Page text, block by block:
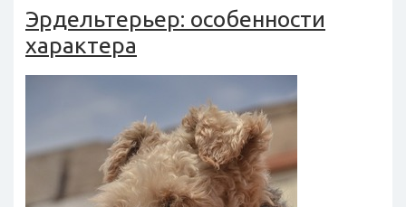
Эрдельтерьер: особенности
характера